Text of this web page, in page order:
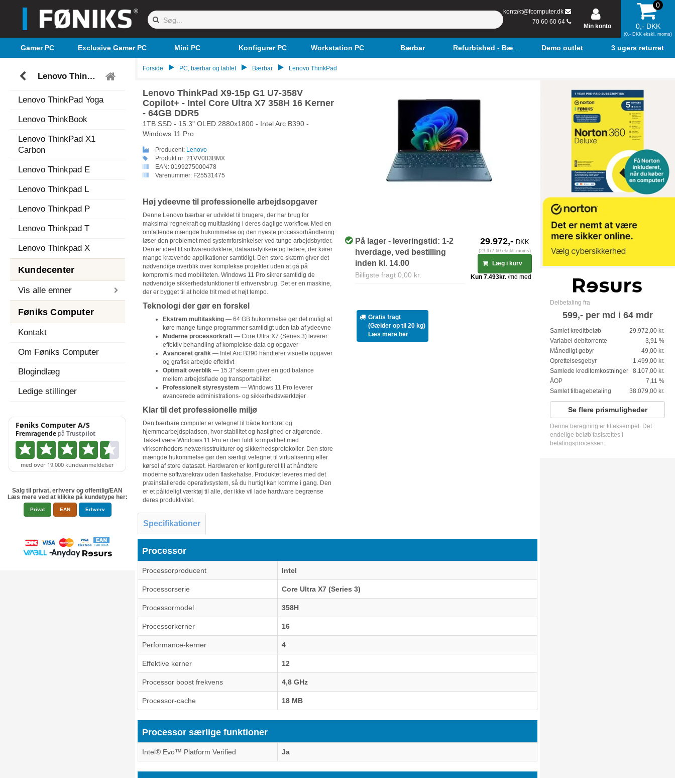
kontakt@fcomputer.dk
70 60 60 64
Min konto
0
0,- DKK
(0,- DKK ekskl. moms)
Gamer PC Exclusive Gamer PC Mini PC Konfigurer PC Workstation PC Bærbar Refurbished - Bærbar Demo outlet 3 ugers returret
Lenovo ThinkPad
Lenovo ThinkPad Yoga
Lenovo ThinkBook
Lenovo ThinkPad X1
Carbon
Lenovo Thinkpad E
Lenovo Thinkpad L
Lenovo Thinkpad P
Lenovo Thinkpad T
Lenovo Thinkpad X
Kundecenter
Vis alle emner
Føniks Computer
Kontakt
Om Føniks Computer
Blogindlæg
Ledige stillinger
Salg til privat, erhverv og offentlig/EAN
Læs mere ved at klikke på kundetype her:
Privat EAN Erhverv
Forside PC, bærbar og tablet Bærbar Lenovo ThinkPad
Lenovo ThinkPad X9-15p G1 U7-358V
Copilot+ - Intel Core Ultra X7 358H 16 Kerner
- 64GB DDR5
1TB SSD - 15.3" OLED 2880x1800 - Intel Arc B390 -
Windows 11 Pro
Producent: Lenovo
Produkt nr: 21VV003BMX
EAN: 0199275000478
Varenummer: F25531475
Høj ydeevne til professionelle arbejdsopgaver
Denne Lenovo bærbar er udviklet til brugere, der har brug for
maksimal regnekraft og multitasking i deres daglige workflow. Med en
omfattende mængde hukommelse og den nyeste processorhåndtering
løser den problemet med systemforsinkelser ved tunge arbejdsbyrder.
Den er ideel til softwareudviklere, dataanalytikere og ledere, der kører
mange krævende applikationer samtidigt. Den store skærm giver det
nødvendige overblik over komplekse projekter uden at gå på
kompromis med mobiliteten. Windows 11 Pro sikrer samtidig de
nødvendige sikkerhedsfunktioner til erhvervsbrug. Det er en maskine,
der er bygget til at holde trit med et højt tempo.
Teknologi der gør en forskel
Ekstrem multitasking— 64 GB hukommelse gør det muligt at
køre mange tunge programmer samtidigt uden tab af ydeevne
Moderne processorkraft— Core Ultra X7 (Series 3) leverer
effektiv behandling af komplekse data og opgaver
Avanceret grafik— Intel Arc B390 håndterer visuelle opgaver
og grafisk arbejde effektivt
Optimalt overblik— 15.3" skærm giver en god balance
mellem arbejdsflade og transportabilitet
Professionelt styresystem — Windows 11 Pro leverer
avancerede administrations- og sikkerhedsværktøjer
Klar til det professionelle miljø
Den bærbare computer er velegnet til både kontoret og
hjemmearbejdspladsen, hvor stabilitet og hastighed er afgørende.
Takket være Windows 11 Pro er den fuldt kompatibel med
virksomheders netværksstrukturer og sikkerhedsprotokoller. Den store
mængde hukommelse gør den særligt velegnet til virtualisering eller
kørsel af store datasæt. Hardwaren er konfigureret til at håndtere
moderne softwarekrav uden flaskehalse. Produktet leveres med det
præinstallerede operativsystem, så du hurtigt kan komme i gang. Den
er et pålideligt værktøj til alle, der ikke vil lade hardware begrænse
deres produktivitet.
På lager - leveringstid: 1-2
hverdage, ved bestilling
inden kl. 14.00
Billigste fragt 0,00 kr.
29.972,- DKK
(23.977,60 ekskl. moms)
Læg i kurv
Gratis fragt
(Gælder op til 20 kg)
Læs mere her
Specifikationer
Processor
Processorproducent Intel
Processorserie Core Ultra X7 (Series 3)
Processormodel 358H
Processorkerner 16
Performance-kerner 4
Effektive kerner 12
Processor boost frekvens 4,8 GHz
Processor-cache 18 MB
Processor særlige funktioner
Intel® Evo™ Platform Verified Ja
Delbetaling fra
599,- per md i 64 mdr
Samlet kreditbeløb
29.972,00 kr.
Variabel debitorrente
3,91 %
Månedligt gebyr
49,00 kr.
Oprettelsesgebyr
1.499,00 kr.
Samlede kreditomkostninger
8.107,00 kr.
ÅOP
7,11 %
Samlet tilbagebetaling
38.079,00 kr.
Se flere prismuligheder
Denne beregning er til eksempel. Det
endelige beløb fastsættes i
betalingsprocessen.